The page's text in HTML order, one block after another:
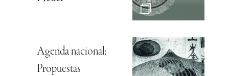
Agenda nacional:
Propuestas